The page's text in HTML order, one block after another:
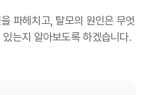
파헤치고, 탈모의 원인은 무엇
는지 알아보도록 하겠습니다.